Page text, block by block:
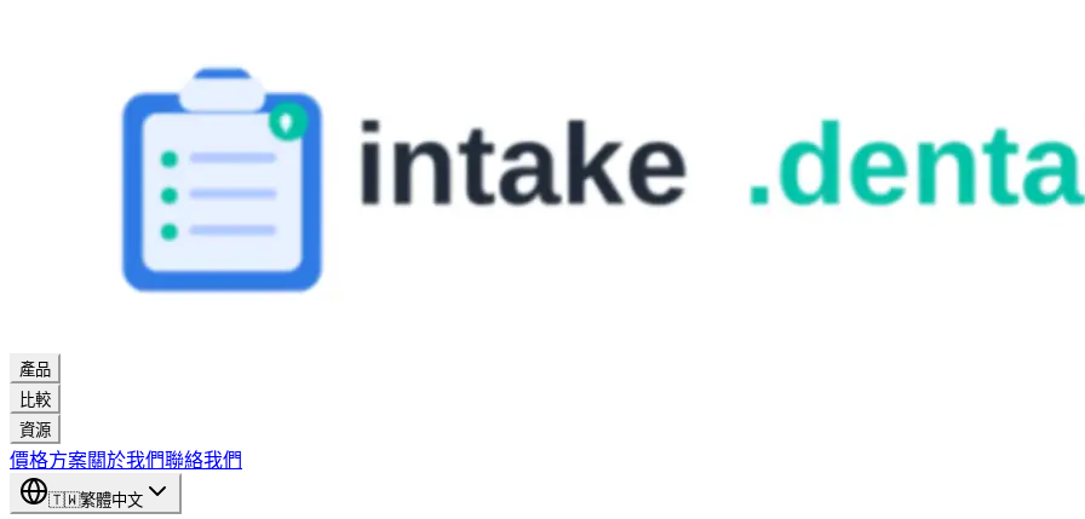
產品
比較
資源
價格方案關於我們聯絡我們
🇹🇼繁體中文